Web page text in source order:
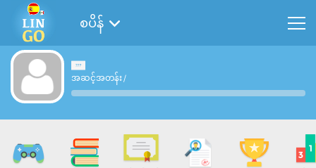
စပိန်
အဆင့်အတန်း/